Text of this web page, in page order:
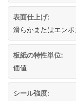
表面仕上げ:
滑らかまたはエンボ
板紙の特性単位:
価値
シール強度: